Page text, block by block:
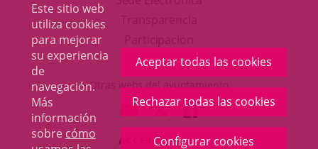
Este sitio web
utiliza cookies
para mejorar
su experiencia
de
navegación.
Más
información
sobre cómo
Aceptar todas las cookies
Rechazar todas las cookies
Configurar cookies
en
una
ventana
nueva.
aplicación
externa.
Otras webs del ayuntamiento
ENLACE
A
UNA
ENLACE
A
UNA
ENLACE
A
UNA
ACCESIBILIDAD